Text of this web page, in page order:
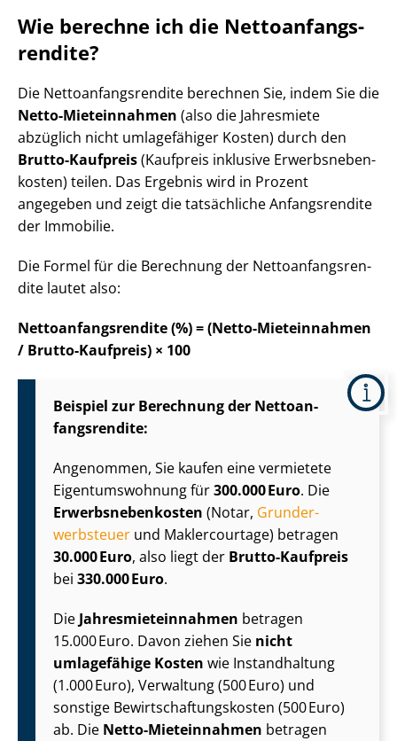
Wie berechne ich die Net­to­an­fangs­
ren­di­te?
Die Net­to­an­fangs­ren­di­te berechnen Sie, indem Sie die
Netto-Mieteinnahmen (also die Jahresmiete
abzüglich nicht umlagefähiger Kosten) durch den
Brutto-Kaufpreis(Kaufpreis inklusive Er­werbs­ne­ben­
kos­ten) teilen. Das Ergebnis wird in Prozent
angegeben und zeigt die tatsächliche Anfangsrendite
der Immobilie.
Die Formel für die Berechnung der Net­to­an­fangs­ren­
di­te lautet also:
Net­to­an­fangs­ren­di­te (%) = (Netto-Mieteinnahmen
/ Brutto-Kaufpreis) × 100
Beispiel zur Berechnung der Net­to­an­
fangs­ren­di­te:
Angenommen, Sie kaufen eine vermietete
Ei­gen­tums­woh­nung für300.000 Euro. Die
Er­werbs­ne­ben­kos­ten (Notar, Grund­er­
werb­steu­er und Maklercourtage) betragen
30.000 Euro, also liegt der Brutto-Kaufpreis
bei 330.000 Euro.
Die Jah­res­miet­ein­nah­men betragen
15.000 Euro. Davon ziehen Sie nicht
umlagefähige Kosten wie Instandhaltung
(1.000 Euro), Verwaltung (500 Euro) und
sonstige Be­wirt­schaf­tungs­kos­ten (500 Euro)
ab. Die Netto-Mieteinnahmen betragen